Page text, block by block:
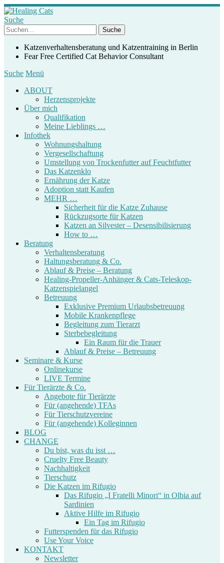
Suche
Katzenverhaltensberatung und Katzentraining in Berlin
Fear Free Certified Cat Behavior Consultant
Suche Menü
ABOUT
Herzensprojekte
Über mich
Qualifikation
Meine Lieblings …
Infothek
Wohnungshaltung
Vergesellschaftung
Umstellung von Trockenfutter auf Feuchtfutter
Das Katzenklo
Ernährung der Katze
Adoption statt Kaufen
MEHR …
Sicherheit für die Katze Zuhause
Rückzugsorte für Katzen
Katzen an Silvester – Desensibilisierung
How to …
Beratung
Verhaltensberatung
Haltungsberatung & Co.
Ablauf & Preise – Beratung
Healing-Propeller-Anhänger & Cats-Teleskop-
Katzenspielangel
Betreuung
Exklusive Premium Urlaubsbetreuung
Mobile Krankenpflege
Begleitung zum Tierarzt
Sterbebegleitung
Ein Raum für die Trauer
Ablauf & Preise – Betreuung
Seminare & Kurse
Onlinekurse
LIVE Termine
Für Tierärzte & Co.
Angebote für Tierärzte
Für (angehende) TFAs
Für Tierschutzvereine
Für (angehende) Kolleginnen
BLOG
CHANGE
Du bist, was du isst …
Cruelty Free Beauty
Nachhaltigkeit
Tierschutz
Die Katzen im Rifugio
Das Rifugio „I Fratelli Minori“ in Olbia auf
Sardinien
Aktive Hilfe im Rifugio
Ein Tag im Rifugio
Futterspenden für das Rifugio
Use Your Voice
KONTAKT
Newsletter